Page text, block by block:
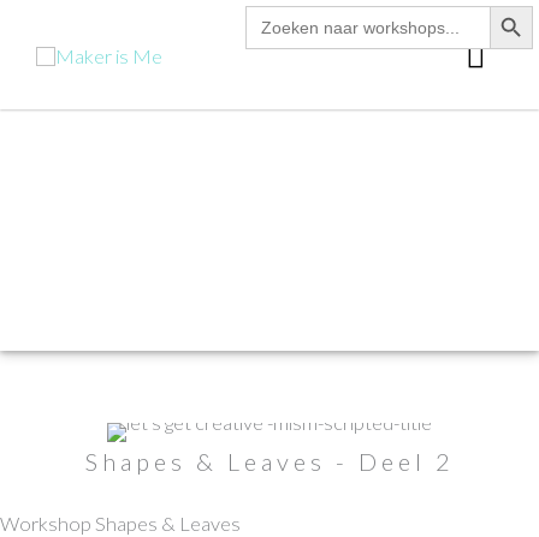
Zoek
naar:
Shapes & Leaves - Deel 2
Workshop Shapes & Leaves